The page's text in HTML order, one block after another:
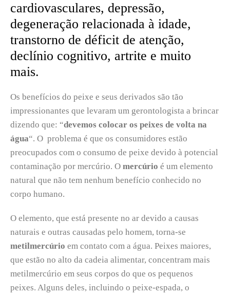
cardiovasculares, depressão,
degeneração relacionada à idade,
transtorno de déficit de atenção,
declínio cognitivo, artrite e muito
mais.
Os benefícios do peixe e seus derivados são tão
impressionantes que levaram um gerontologista a brincar
dizendo que: “devemos colocar os peixes de volta na
água“. O problema é que os consumidores estão
preocupados com o consumo de peixe devido à potencial
contaminação por mercúrio. O mercúrio é um elemento
natural que não tem nenhum benefício conhecido no
corpo humano.
O elemento, que está presente no ar devido a causas
naturais e outras causadas pelo homem, torna-se
metilmercúrio em contato com a água. Peixes maiores,
que estão no alto da cadeia alimentar, concentram mais
metilmercúrio em seus corpos do que os pequenos
peixes. Alguns deles, incluindo o peixe-espada, o